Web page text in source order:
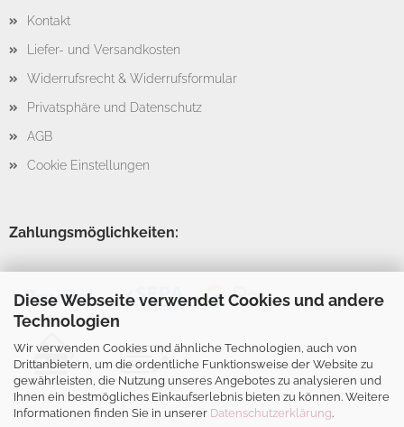
Diese Webseite verwendet Cookies und andere
Technologien
Wir verwenden Cookies und ähnliche Technologien, auch von
Drittanbietern, um die ordentliche Funktionsweise der Website zu
gewährleisten, die Nutzung unseres Angebotes zu analysieren und
Ihnen ein bestmögliches Einkaufserlebnis bieten zu können. Weitere
Informationen finden Sie in unserer Datenschutzerklärung.
Kontakt
Liefer- und Versandkosten
Widerrufsrecht & Widerrufsformular
Privatsphäre und Datenschutz
AGB
Cookie Einstellungen
Zahlungsmöglichkeiten: